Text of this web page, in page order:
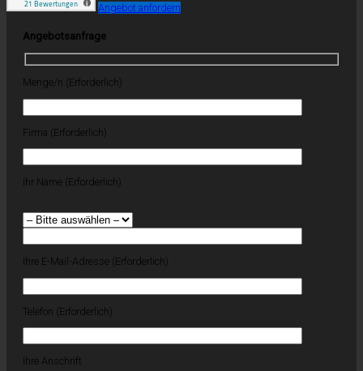
Angebot anfordern
Angebotsanfrage
Menge/n (Erforderlich)
Firma (Erforderlich)
Ihr Name (Erforderlich)
Ihre E-Mail-Adresse (Erforderlich)
Telefon (Erforderlich)
Ihre Anschrift